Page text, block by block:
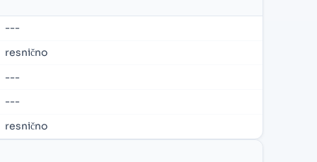
---
resnično
---
---
resnično